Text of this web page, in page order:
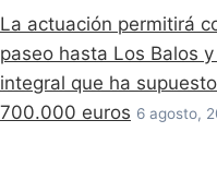
La actuación permitirá
paseo hasta Los Balos
integral que ha
700.000 euros 6 agosto,